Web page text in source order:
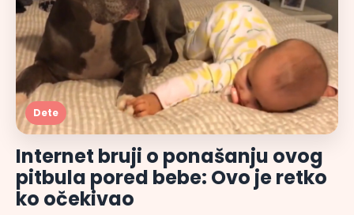
Dete
Internet bruji o ponašanju ovog
pitbula pored bebe: Ovo je retko
ko očekivao